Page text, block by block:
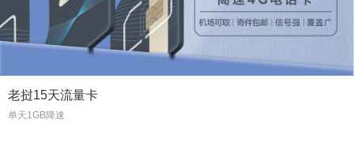
老挝15天流量卡
单天1GB降速